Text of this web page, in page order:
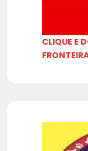
CLIQUE E